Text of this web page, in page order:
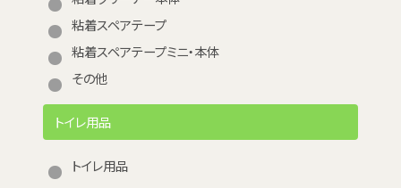
粘着スペアテープ
粘着スペアテープミニ・本体
その他
トイレ用品
トイレ用品